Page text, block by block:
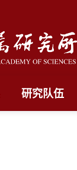
研究队伍